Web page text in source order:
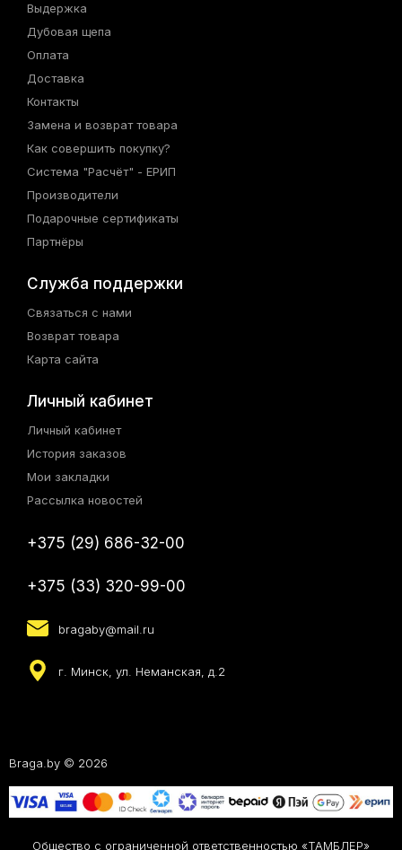
Выдержка
Дубовая щепа
Оплата
Доставка
Контакты
Замена и возврат товара
Как совершить покупку?
Система "Расчёт" - ЕРИП
Производители
Подарочные сертификаты
Партнёры
Служба поддержки
Связаться с нами
Возврат товара
Карта сайта
Личный кабинет
Личный кабинет
История заказов
Мои закладки
Рассылка новостей
+375 (29) 686-32-00
+375 (33) 320-99-00
bragaby@mail.ru
г. Минск, ул. Неманская, д.2
Braga.by © 2026
Общество с ограниченной ответственностью «ТАМБЛЕР»